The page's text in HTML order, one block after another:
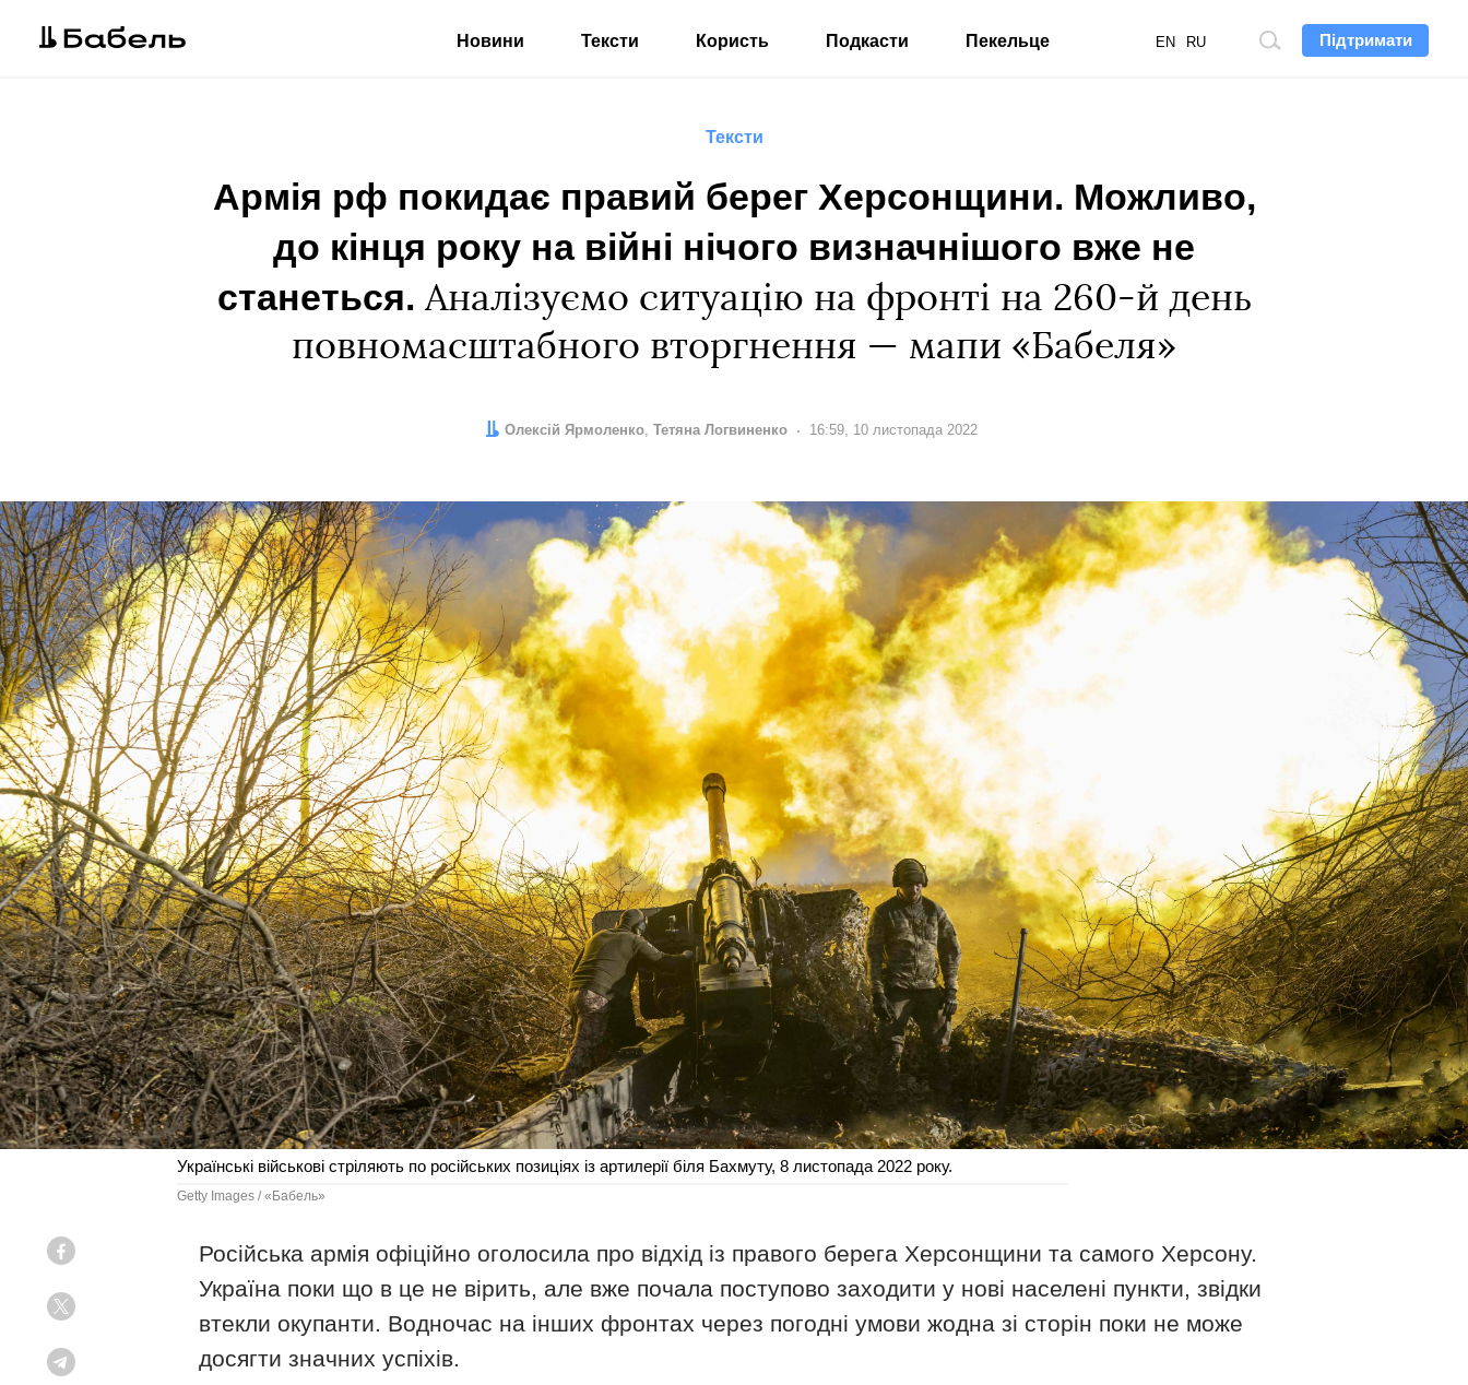
Підтримати
Пошук
EN RU
Новини Тексти Користь Подкасти Пекельце
Тексти
Армія рф покидає правий берег Херсонщини. Можливо,
до кінця року на війні нічого визначнішого вже не
станеться. Аналізуємо ситуацію на фронті на 260-й день
повномасштабного вторгнення — мапи «Бабеля»
Автор:
Олексій Ярмоленко
Редактор: Тетяна Логвиненко Дата:
16:59, 10 листопада 2022
Українські військові стріляють по російських позиціях із артилерії біля Бахмуту, 8 листопада 2022 року.
Getty Images / «Бабель»
Російська армія офіційно оголосила про відхід із правого берега Херсонщини та самого Херсону.
Україна поки що в це не вірить, але вже почала поступово заходити у нові населені пункти, звідки
втекли окупанти. Водночас на інших фронтах через погодні умови жодна зі сторін поки не може
досягти значних успіхів.